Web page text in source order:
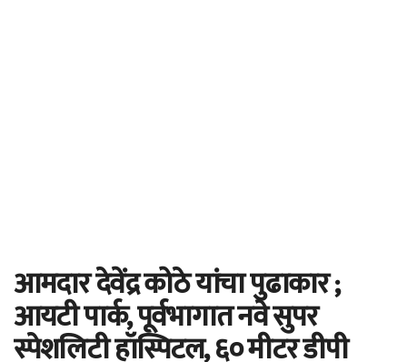
आमदार देवेंद्र कोठे यांचा पुढाकार ;
आयटी पार्क, पूर्वभागात नवे सुपर
स्पेशलिटी हॉस्पिटल, ६० मीटर डीपी